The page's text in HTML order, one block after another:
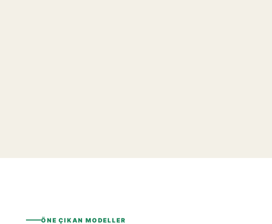
ÖNE ÇIKAN MODELLER